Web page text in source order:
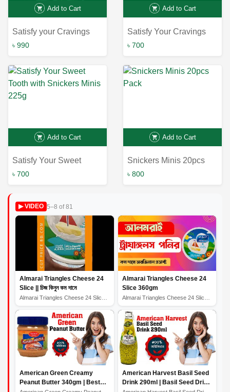
Add to Cart
Satisfy your Cravings
with Snickers Miniatures
৳ 990
Add to Cart
Satisfy Your Cravings
with Snickers White -
Deliciousness
৳ 700
Add to Cart
Satisfy Your Sweet
Tooth with Snickers
৳ 700
Add to Cart
Snickers Minis 20pcs
Pack
৳ 800
▶ VIDEO 5–8 of 81
Almarai Triangles Cheese 24
Slice || চিজ কিনুন কম দামে
Almarai Triangles Cheese 24
Slice 360gm
American Green Creamy
Peanut Butter 340gm | Best
American Harvest Basil Seed
Drink 290ml | Basil Seed Drink